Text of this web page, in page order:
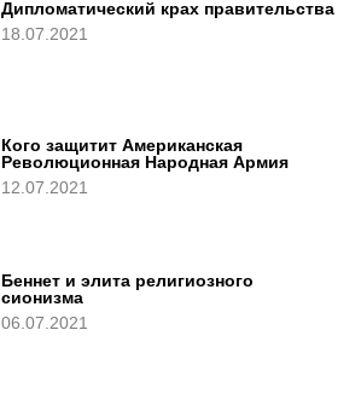
Дипломатический крах правительства
18.07.2021
Кого защитит Американская
Революционная Народная Армия
12.07.2021
Беннет и элита религиозного
сионизма
06.07.2021